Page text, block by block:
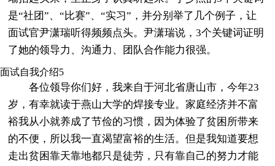
是“社团”、“比赛”、“实习”，并分别举了几个例子，让
面试官尹潇瑞听得频频点头。尹潇瑞说，3个关键词证明
了她的领导力、沟通力、团队合作能力很强。
面试自我介绍5
各位领导你们好，我来自于河北省唐山市，今年23
岁，有幸就读于燕山大学的焊接专业。家庭经济并不富
裕我从小就养成了节俭的习惯，因为体验了贫困所带来
的不便，所以我一直渴望富裕的生活。但是我知道要想
走出贫困靠天靠地都只是徒劳，只有靠自己的努力才能